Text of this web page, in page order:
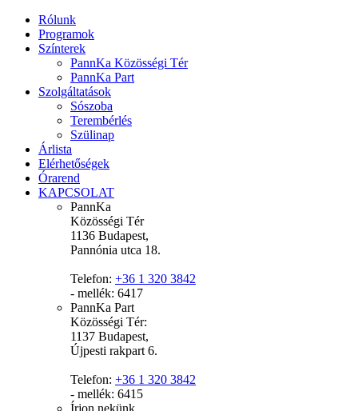
Rólunk
Programok
Színterek
PannKa Közösségi Tér
PannKa Part
Szolgáltatások
Sószoba
Terembérlés
Szülinap
Árlista
Elérhetőségek
Órarend
KAPCSOLAT
PannKa
Közösségi Tér
1136 Budapest,
Pannónia utca 18.
Telefon: +36 1 320 3842
- mellék: 6417
PannKa Part
Közösségi Tér:
1137 Budapest,
Újpesti rakpart 6.
Telefon: +36 1 320 3842
- mellék: 6415
Írjon nekünk